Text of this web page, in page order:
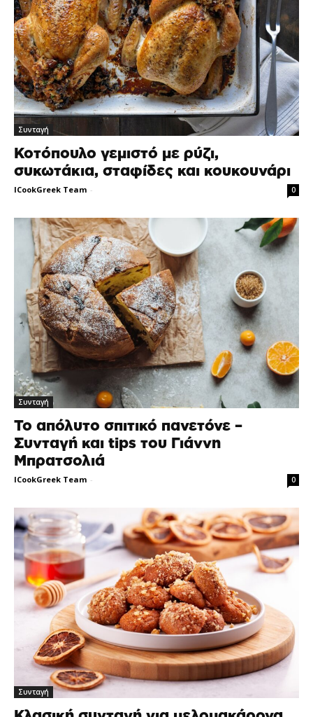
Συνταγή
Κοτόπουλο γεμιστό με ρύζι,
συκωτάκια, σταφίδες και κουκουνάρι
ICookGreek Team - 0
Συνταγή
Το απόλυτο σπιτικό πανετόνε –
Συνταγή και tips του Γιάννη
Μπρατσολιά
ICookGreek Team - 0
Συνταγή